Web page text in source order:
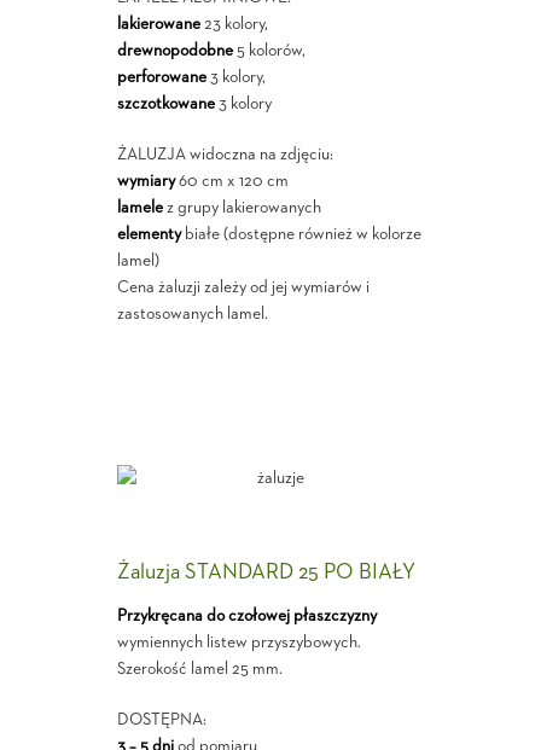
lakierowane23 kolory,
drewnopodobne5 kolorów,
perforowane3 kolory,
szczotkowane3 kolory
ŻALUZJA widoczna na zdjęciu:
wymiary60 cm x 120 cm
lamelez grupy lakierowanych
elementybiałe (dostępne również w kolorze
lamel)
Cena żaluzji zależy od jej wymiarów i
zastosowanych lamel.
Żaluzja STANDARD 25 PO BIAŁY
Przykręcana do czołowej płaszczyzny
wymiennych listew przyszybowych.
Szerokość lamel 25 mm.
DOSTĘPNA:
3 – 5 dniod pomiaru